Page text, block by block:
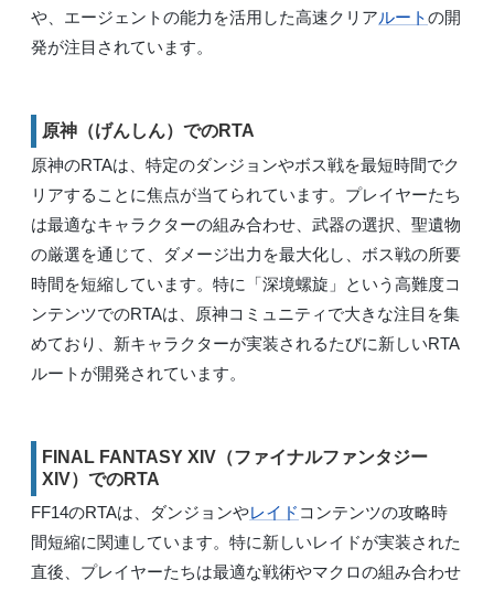
や、エージェントの能力を活用した高速クリアルートの開
発が注目されています。
原神（げんしん）でのRTA
原神のRTAは、特定のダンジョンやボス戦を最短時間でク
リアすることに焦点が当てられています。プレイヤーたち
は最適なキャラクターの組み合わせ、武器の選択、聖遺物
の厳選を通じて、ダメージ出力を最大化し、ボス戦の所要
時間を短縮しています。特に「深境螺旋」という高難度コ
ンテンツでのRTAは、原神コミュニティで大きな注目を集
めており、新キャラクターが実装されるたびに新しいRTA
ルートが開発されています。
FINAL FANTASY XIV（ファイナルファンタジー
XIV）でのRTA
FF14のRTAは、ダンジョンやレイド コンテンツの攻略時
間短縮に関連しています。特に新しいレイドが実装された
直後、プレイヤーたちは最適な戦術やマクロの組み合わせ